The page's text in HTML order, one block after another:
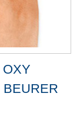
BEURER